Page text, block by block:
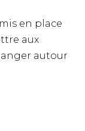
en place
aux
autour